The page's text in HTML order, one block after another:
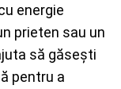
energie
prieten sau un
să găsești
pentru a